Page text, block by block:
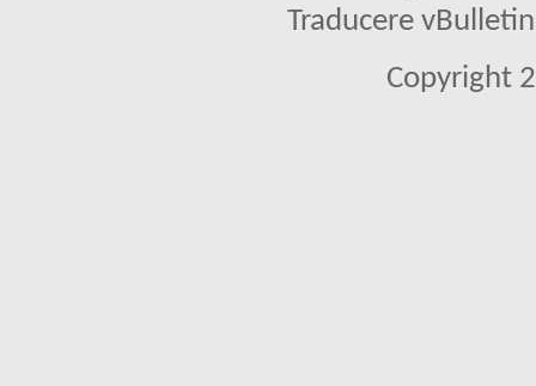
Traducere
Copyright